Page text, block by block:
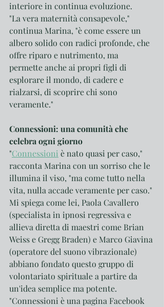
interiore in continua evoluzione.
"La vera maternità consapevole,"
continua Marina, "è come essere un
albero solido con radici profonde, che
offre riparo e nutrimento, ma
permette anche ai propri figli di
esplorare il mondo, di cadere e
rialzarsi, di scoprire chi sono
veramente."
Connessioni: una comunità che
celebra ogni giorno
"Connessioni è nato quasi per caso,"
racconta Marina con un sorriso che le
illumina il viso, "ma come tutto nella
vita, nulla accade veramente per caso."
Mi spiega come lei, Paola Cavallero
(specialista in ipnosi regressiva e
allieva diretta di maestri come Brian
Weiss e Gregg Braden) e Marco Giavina
(operatore del suono vibrazionale)
abbiano fondato questo gruppo di
volontariato spirituale a partire da
un'idea semplice ma potente.
"Connessioni è una pagina Facebook